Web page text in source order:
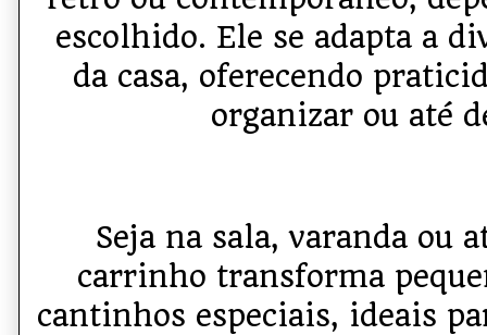
escolhido. Ele se adapta a
da casa, oferecendo
organizar ou até
Seja na sala, varanda ou
carrinho transforma
cantinhos especiais, ideais